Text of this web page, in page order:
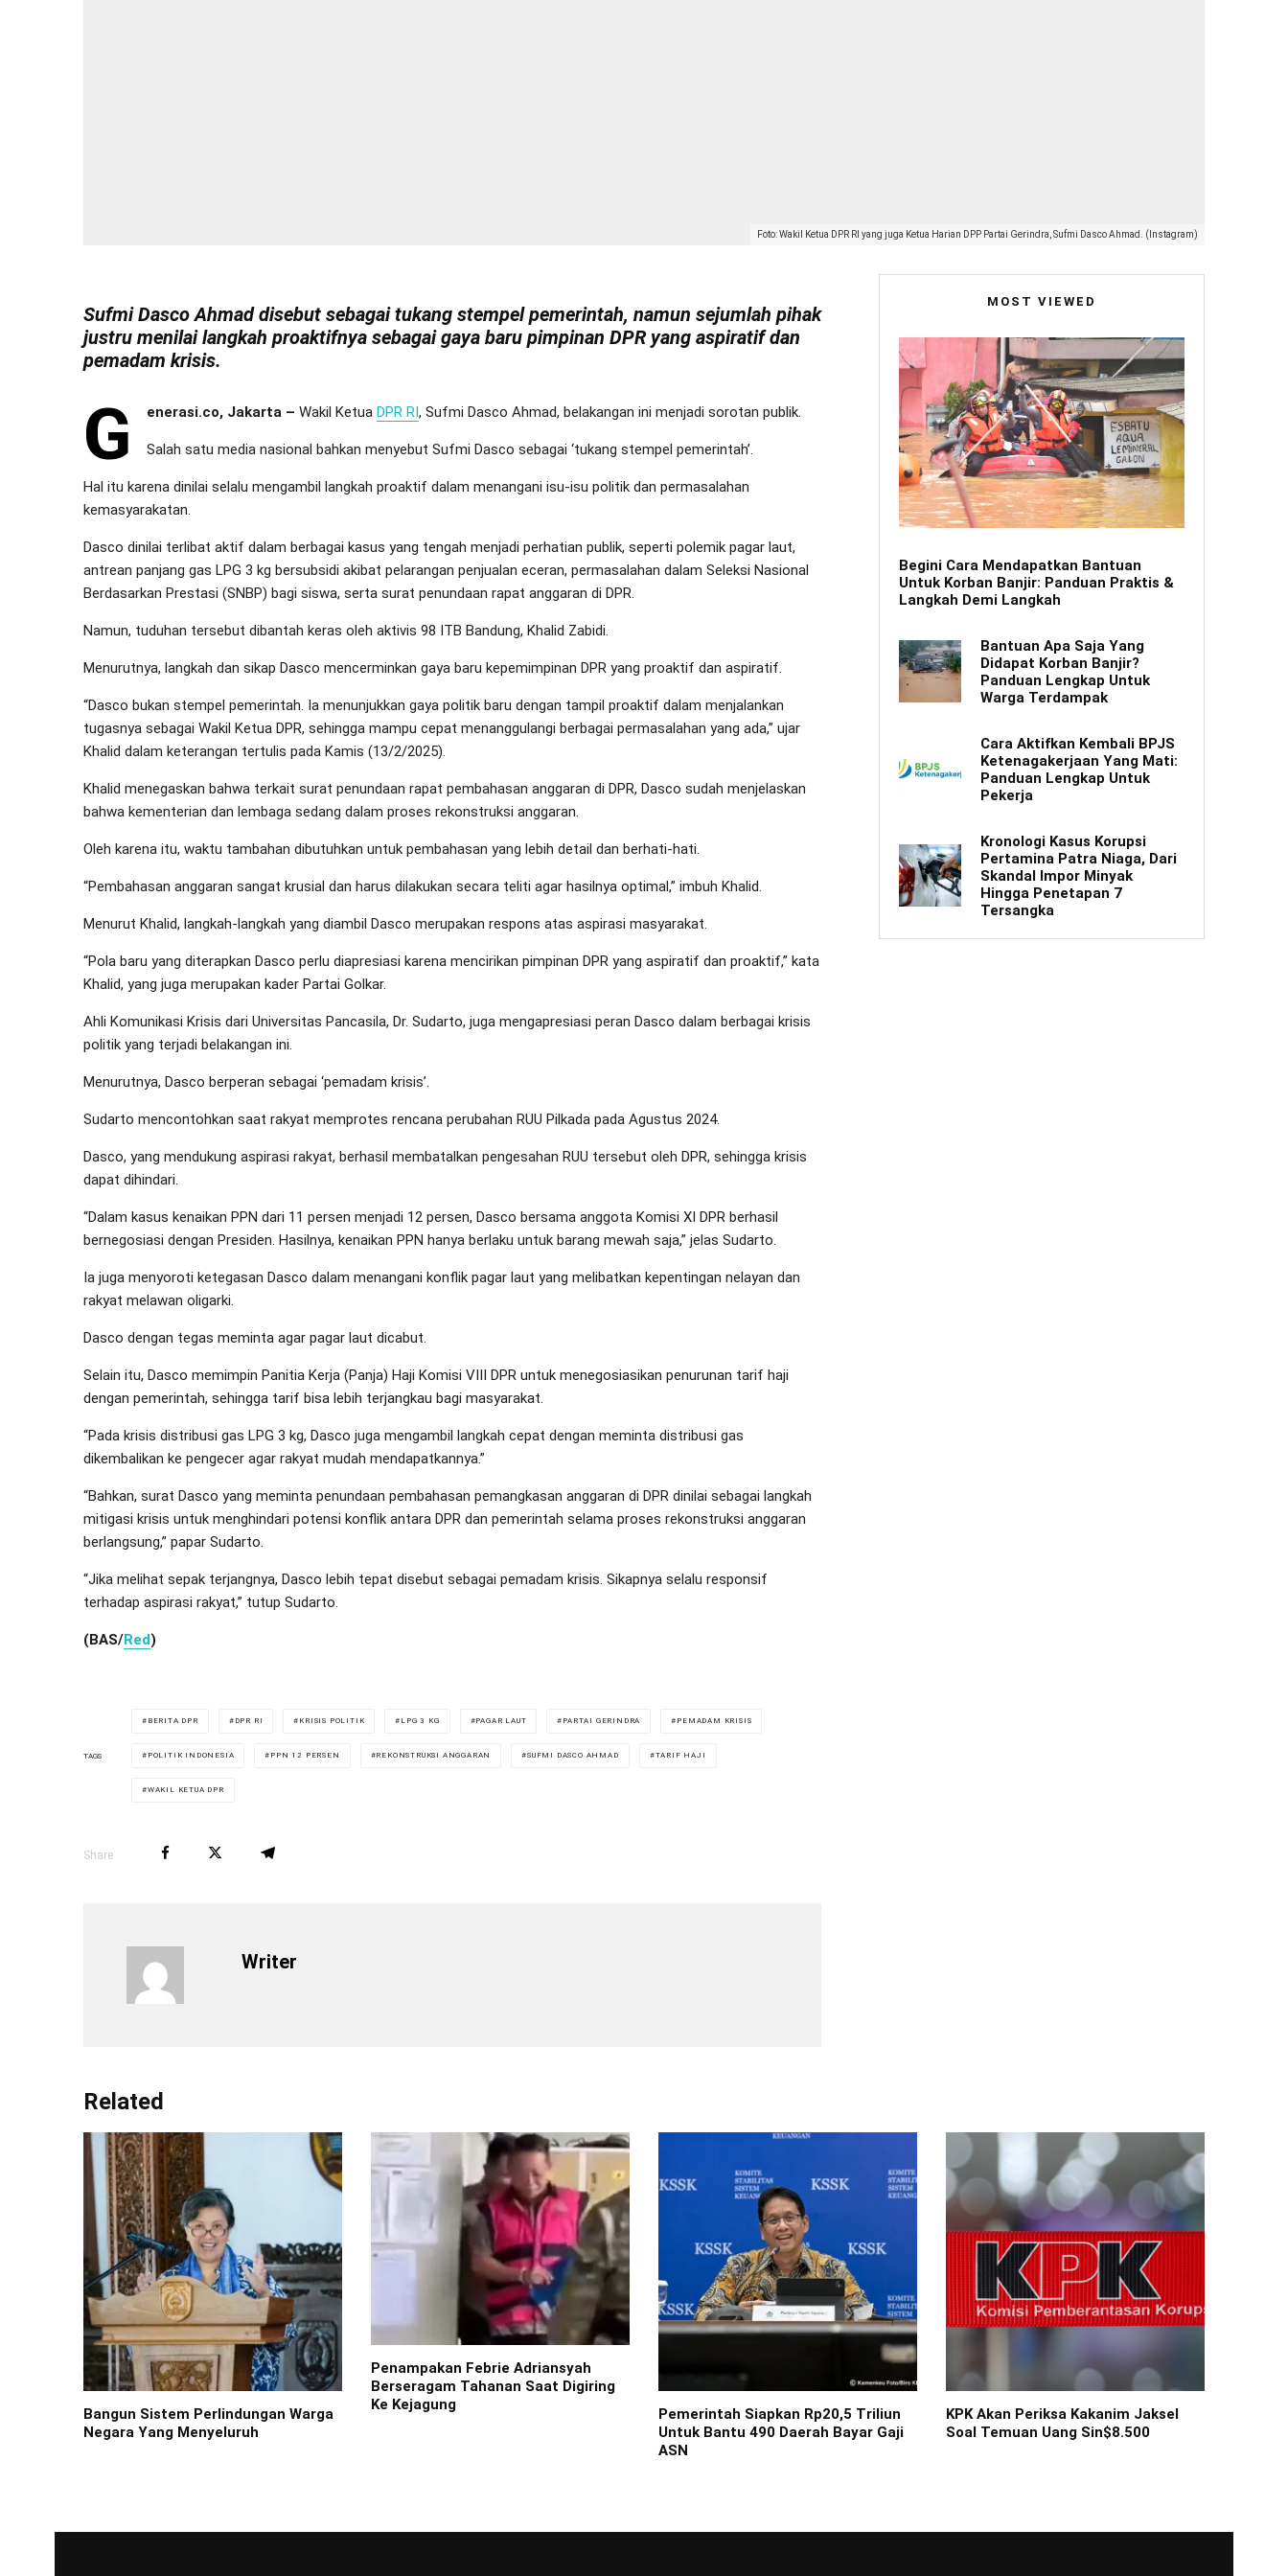
Foto: Wakil Ketua DPR RI yang juga Ketua Harian DPP Partai Gerindra, Sufmi Dasco Ahmad. (Instagram)
Sufmi Dasco Ahmad disebut sebagai tukang stempel pemerintah, namun sejumlah pihak
justru menilai langkah proaktifnya sebagai gaya baru pimpinan DPR yang aspiratif dan
pemadam krisis.
G enerasi.co, Jakarta – Wakil Ketua DPR RI, Sufmi Dasco Ahmad, belakangan ini menjadi sorotan publik.
Salah satu media nasional bahkan menyebut Sufmi Dasco sebagai ‘tukang stempel pemerintah’.
Hal itu karena dinilai selalu mengambil langkah proaktif dalam menangani isu-isu politik dan permasalahan
kemasyarakatan.
Dasco dinilai terlibat aktif dalam berbagai kasus yang tengah menjadi perhatian publik, seperti polemik pagar laut,
antrean panjang gas LPG 3 kg bersubsidi akibat pelarangan penjualan eceran, permasalahan dalam Seleksi Nasional
Berdasarkan Prestasi (SNBP) bagi siswa, serta surat penundaan rapat anggaran di DPR.
Namun, tuduhan tersebut dibantah keras oleh aktivis 98 ITB Bandung, Khalid Zabidi.
Menurutnya, langkah dan sikap Dasco mencerminkan gaya baru kepemimpinan DPR yang proaktif dan aspiratif.
“Dasco bukan stempel pemerintah. Ia menunjukkan gaya politik baru dengan tampil proaktif dalam menjalankan
tugasnya sebagai Wakil Ketua DPR, sehingga mampu cepat menanggulangi berbagai permasalahan yang ada,” ujar
Khalid dalam keterangan tertulis pada Kamis (13/2/2025).
Khalid menegaskan bahwa terkait surat penundaan rapat pembahasan anggaran di DPR, Dasco sudah menjelaskan
bahwa kementerian dan lembaga sedang dalam proses rekonstruksi anggaran.
Oleh karena itu, waktu tambahan dibutuhkan untuk pembahasan yang lebih detail dan berhati-hati.
“Pembahasan anggaran sangat krusial dan harus dilakukan secara teliti agar hasilnya optimal,” imbuh Khalid.
Menurut Khalid, langkah-langkah yang diambil Dasco merupakan respons atas aspirasi masyarakat.
“Pola baru yang diterapkan Dasco perlu diapresiasi karena mencirikan pimpinan DPR yang aspiratif dan proaktif,” kata
Khalid, yang juga merupakan kader Partai Golkar.
Ahli Komunikasi Krisis dari Universitas Pancasila, Dr. Sudarto, juga mengapresiasi peran Dasco dalam berbagai krisis
politik yang terjadi belakangan ini.
Menurutnya, Dasco berperan sebagai ‘pemadam krisis’.
Sudarto mencontohkan saat rakyat memprotes rencana perubahan RUU Pilkada pada Agustus 2024.
Dasco, yang mendukung aspirasi rakyat, berhasil membatalkan pengesahan RUU tersebut oleh DPR, sehingga krisis
dapat dihindari.
“Dalam kasus kenaikan PPN dari 11 persen menjadi 12 persen, Dasco bersama anggota Komisi XI DPR berhasil
bernegosiasi dengan Presiden. Hasilnya, kenaikan PPN hanya berlaku untuk barang mewah saja,” jelas Sudarto.
Ia juga menyoroti ketegasan Dasco dalam menangani konflik pagar laut yang melibatkan kepentingan nelayan dan
rakyat melawan oligarki.
Dasco dengan tegas meminta agar pagar laut dicabut.
Selain itu, Dasco memimpin Panitia Kerja (Panja) Haji Komisi VIII DPR untuk menegosiasikan penurunan tarif haji
dengan pemerintah, sehingga tarif bisa lebih terjangkau bagi masyarakat.
“Pada krisis distribusi gas LPG 3 kg, Dasco juga mengambil langkah cepat dengan meminta distribusi gas
dikembalikan ke pengecer agar rakyat mudah mendapatkannya.”
“Bahkan, surat Dasco yang meminta penundaan pembahasan pemangkasan anggaran di DPR dinilai sebagai langkah
mitigasi krisis untuk menghindari potensi konflik antara DPR dan pemerintah selama proses rekonstruksi anggaran
berlangsung,” papar Sudarto.
“Jika melihat sepak terjangnya, Dasco lebih tepat disebut sebagai pemadam krisis. Sikapnya selalu responsif
terhadap aspirasi rakyat,” tutup Sudarto.
(BAS/Red)
TAGS
BERITA DPR DPR RI KRISIS POLITIK LPG 3 KG PAGAR LAUT PARTAI GERINDRA PEMADAM KRISIS
POLITIK INDONESIA PPN 12 PERSEN REKONSTRUKSI ANGGARAN SUFMI DASCO AHMAD TARIF HAJI
WAKIL KETUA DPR
Share
Writer
MOST VIEWED
Begini Cara Mendapatkan Bantuan
Untuk Korban Banjir: Panduan Praktis &
Langkah Demi Langkah
Bantuan Apa Saja Yang
Didapat Korban Banjir?
Panduan Lengkap Untuk
Warga Terdampak
Cara Aktifkan Kembali BPJS
Ketenagakerjaan Yang Mati:
Panduan Lengkap Untuk
Pekerja
Kronologi Kasus Korupsi
Pertamina Patra Niaga, Dari
Skandal Impor Minyak
Hingga Penetapan 7
Tersangka
Related
Bangun Sistem Perlindungan Warga
Negara Yang Menyeluruh
Penampakan Febrie Adriansyah
Berseragam Tahanan Saat Digiring
Ke Kejagung
Pemerintah Siapkan Rp20,5 Triliun
Untuk Bantu 490 Daerah Bayar Gaji
ASN
KPK Akan Periksa Kakanim Jaksel
Soal Temuan Uang Sin$8.500